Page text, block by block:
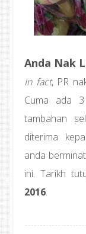
Anda Nak
In fact, PR
Cuma ada
tambahan
diterima
anda
ini. Tarikh
2016.